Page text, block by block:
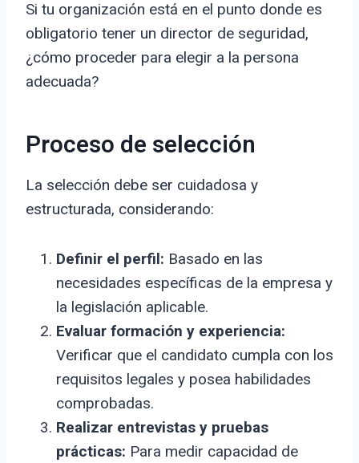
Si tu organización está en el punto donde es
obligatorio tener un director de seguridad,
¿cómo proceder para elegir a la persona
adecuada?
Proceso de selección
La selección debe ser cuidadosa y
estructurada, considerando:
Definir el perfil: Basado en las
necesidades específicas de la empresa y
la legislación aplicable.
Evaluar formación y experiencia:
Verificar que el candidato cumpla con los
requisitos legales y posea habilidades
comprobadas.
Realizar entrevistas y pruebas
prácticas: Para medir capacidad de